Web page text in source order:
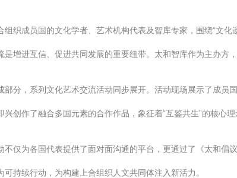
组织成员国的文化学者、艺术机构代表及智库专家，围绕“文
是增进互信、促进共同发展的重要纽带。太和智库作为主办方
部分，系列文化艺术交流活动同步展开。活动现场展示了成
创作了融合多国元素的合作作品，象征着“互鉴共生”的核心理
不仅为各国代表提供了面对面沟通的平台，更通过了《太和
持续行动，为构建上合组织人文共同体注入新活力。